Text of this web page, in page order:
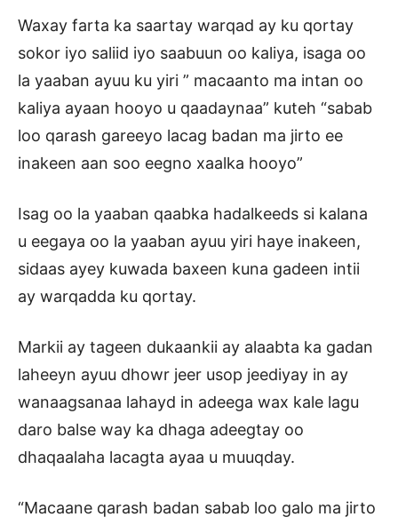
Waxay farta ka saartay warqad ay ku qortay
sokor iyo saliid iyo saabuun oo kaliya, isaga oo
la yaaban ayuu ku yiri ” macaanto ma intan oo
kaliya ayaan hooyo u qaadaynaa” kuteh “sabab
loo qarash gareeyo lacag badan ma jirto ee
inakeen aan soo eegno xaalka hooyo”
Isag oo la yaaban qaabka hadalkeeds si kalana
u eegaya oo la yaaban ayuu yiri haye inakeen,
sidaas ayey kuwada baxeen kuna gadeen intii
ay warqadda ku qortay.
Markii ay tageen dukaankii ay alaabta ka gadan
laheeyn ayuu dhowr jeer usop jeediyay in ay
wanaagsanaa lahayd in adeega wax kale lagu
daro balse way ka dhaga adeegtay oo
dhaqaalaha lacagta ayaa u muuqday.
“Macaane qarash badan sabab loo galo ma jirto